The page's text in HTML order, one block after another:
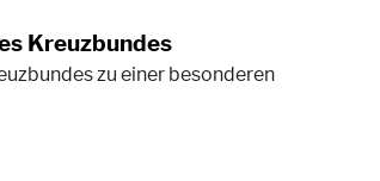
Kreuzbundes
zu einer besonderen